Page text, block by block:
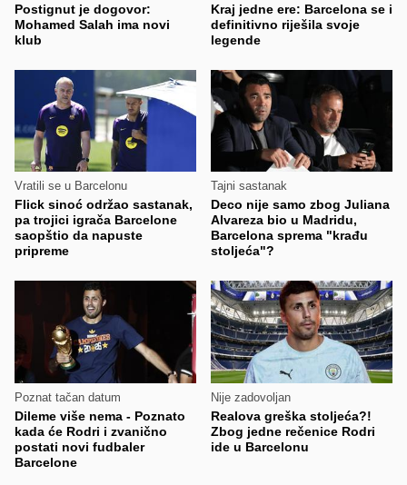
Postignut je dogovor:
Mohamed Salah ima novi
klub
Kraj jedne ere: Barcelona se i
definitivno riješila svoje
legende
Vratili se u Barcelonu
Flick sinoć održao sastanak,
pa trojici igrača Barcelone
saopštio da napuste
pripreme
Tajni sastanak
Deco nije samo zbog Juliana
Alvareza bio u Madridu,
Barcelona sprema "krađu
stoljeća"?
Poznat tačan datum
Dileme više nema - Poznato
kada će Rodri i zvanično
postati novi fudbaler
Barcelone
Nije zadovoljan
Realova greška stoljeća?!
Zbog jedne rečenice Rodri
ide u Barcelonu